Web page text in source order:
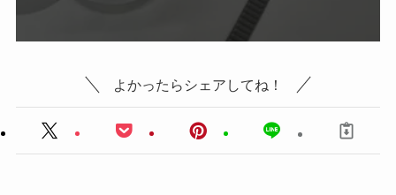
よかったらシェアしてね！